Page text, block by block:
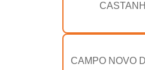
CAMPO NOVO